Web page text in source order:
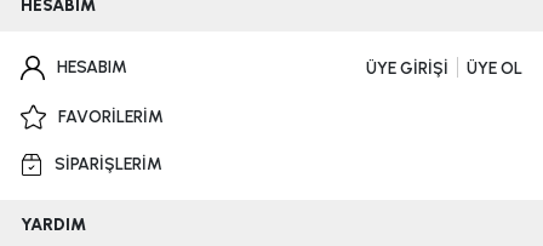
HESABIM
HESABIM ÜYE GİRİŞİ ÜYE OL
FAVORİLERİM
SİPARİŞLERİM
YARDIM